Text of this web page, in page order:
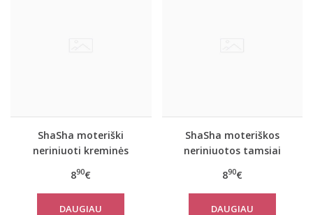
ShaSha moteriški
neriniuoti kreminės
890€
DAUGIAU
ShaSha moteriškos
neriniuotos tamsiai
kelnaitės Daniella
890€
DAUGIAU